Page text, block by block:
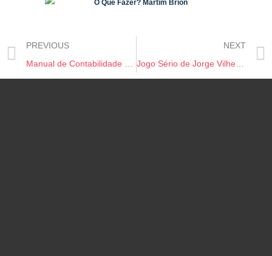
PREVIOUS
Manual de Contabilidade e Finanças, Para Não Financeiros – Teoria e Casos Práticos
NEXT
Jogo Sério de Jorge Vilhena Mesquita